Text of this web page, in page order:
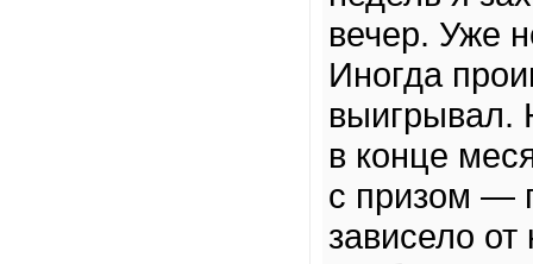
вечер. Уже
Иногда
выигрывал.
в конце
с призом —
зависело